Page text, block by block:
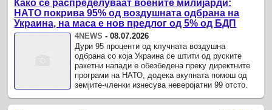
Како се распределуваат воените милијарди:
НАТО покрива 95% од воздушната одбрана на
Украина, на маса е нов предлог од 5% од БДП
4NEWS -08.07.2026
Дури 95 проценти од клучната воздушна
одбрана со која Украина се штити од руските
ракетни напади е обезбедена преку директните
програми на НАТО, додека вкупната помош од
земјите-членки изнесува неверојатни 99 отсто.